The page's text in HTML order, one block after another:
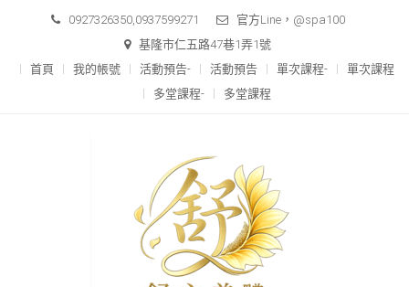
content
0927326350,0937599271
官方Line，@spa100
基隆市仁五路47巷1弄1號
首頁
我的帳號 活動預告- 活動預告 單次課程-
單次課程
多堂課程-
多堂課程